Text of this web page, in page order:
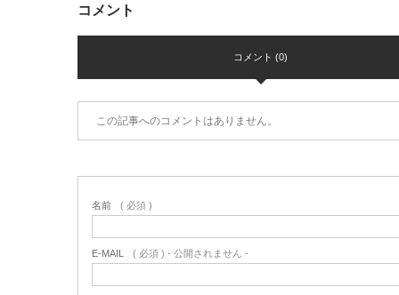
コメント
コメント (0)
この記事へのコメントはありません。
名前 ( 必須 )
E-MAIL ( 必須 ) - 公開されません -